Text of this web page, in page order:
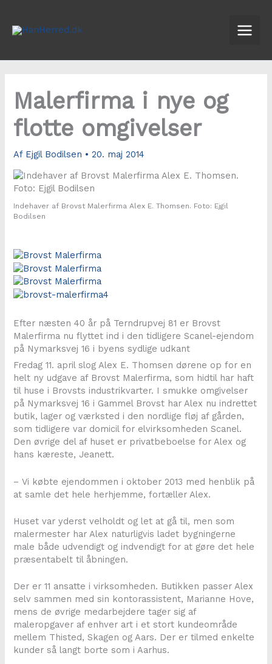
indholdet
Malerfirma i nye og
flotte omgivelser
Af Ejgil Bodilsen •20. maj 2014
Indehaver af Brovst Malerfirma Alex E. Thomsen. Foto: Ejgil
Bodilsen
Efter næsten 40 år på Terndrupvej 81 er Brovst
Malerfirma nu flyttet ind i den tidligere Scanel-ejendom
på Nymarksvej 16 i byens sydlige udkant
Fredag 11. april slog Alex E. Thomsen dørene op for en
helt ny udgave af Brovst Malerfirma, som hidtil har haft
til huse i Brovsts industrikvarter. I smukke omgivelser
på Nymarksvej 16 i Gammel Brovst har Alex nu indrettet
butik, lager og værksted i den nordlige fløj af gården,
som tidligere var domicil for elvirksomheden Scanel.
Den øvrige del af huset er privatbeboelse for Alex og
hans kæreste, Jeanett.
– Vi købte ejendommen i oktober 2013 med henblik på
at samle det hele herhjemme, fortæller Alex.
Huset var yderst velholdt og let at gå til, men som
malermester har Alex naturligvis ladet bygningerne
male både udvendigt og indvendigt for at gøre det hele
præsentabelt til åbningen.
Der er 11 ansatte i virksomheden. Butikken passer Alex
selv sammen med sin kontorassistent, Marianne Hove,
mens de øvrige medarbejdere tager sig af
maleropgaver af enhver art i et stort kundeområde
mellem Thisted, Skagen og Aars. Der er tilmed enkelte
kunder så langt borte som i Aarhus.